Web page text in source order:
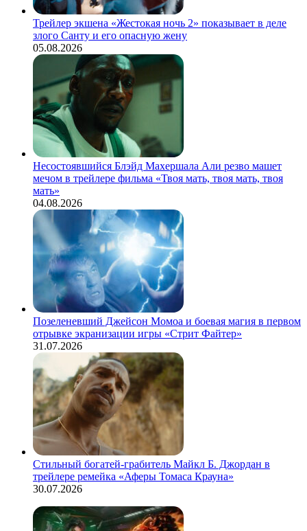
Трейлер экшена «Жестокая ночь 2» показывает в деле
злого Санту и его опасную жену
05.08.2026
Несостоявшийся Блэйд Махершала Али резво машет
мечом в трейлере фильма «Твоя мать, твоя мать, твоя
мать»
04.08.2026
Позеленевший Джейсон Момоа и боевая магия в первом
отрывке экранизации игры «Стрит Файтер»
31.07.2026
Стильный богатей-грабитель Майкл Б. Джордан в
трейлере ремейка «Аферы Томаса Крауна»
30.07.2026